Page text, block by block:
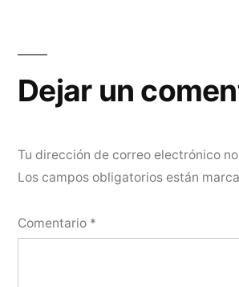
Dejar un
Tu dirección de correo electrónico
Los campos obligatorios están
Comentario *